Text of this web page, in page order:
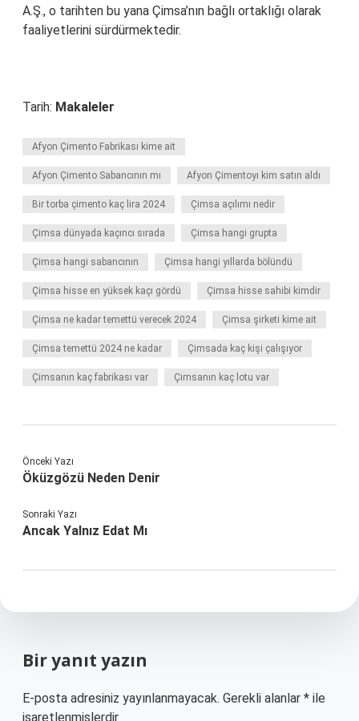
A.Ş., o tarihten bu yana Çimsa’nın bağlı ortaklığı olarak
faaliyetlerini sürdürmektedir.
Tarih: Makaleler
Afyon Çimento Fabrikası kime ait
Afyon Çimento Sabancının mı Afyon Çimentoyı kim satın aldı
Bir torba çimento kaç lira 2024 Çimsa açılımı nedir
Çimsa dünyada kaçıncı sırada Çimsa hangi grupta
Çimsa hangi sabancının Çimsa hangi yıllarda bölündü
Çimsa hisse en yüksek kaçı gördü Çimsa hisse sahibi kimdir
Çimsa ne kadar temettü verecek 2024 Çimsa şirketi kime ait
Çimsa temettü 2024 ne kadar Çimsada kaç kişi çalışıyor
Çimsanın kaç fabrikası var Çimsanın kaç lotu var
Önceki Yazı
Öküzgözü Neden Denir
Sonraki Yazı
Ancak Yalnız Edat Mı
Bir yanıt yazın
E-posta adresiniz yayınlanmayacak. Gerekli alanlar * ile
işaretlenmişlerdir